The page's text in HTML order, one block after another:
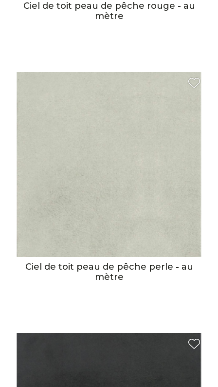
Ciel de toit peau de pêche rouge - au
mètre
Ciel de toit peau de pêche perle - au
mètre